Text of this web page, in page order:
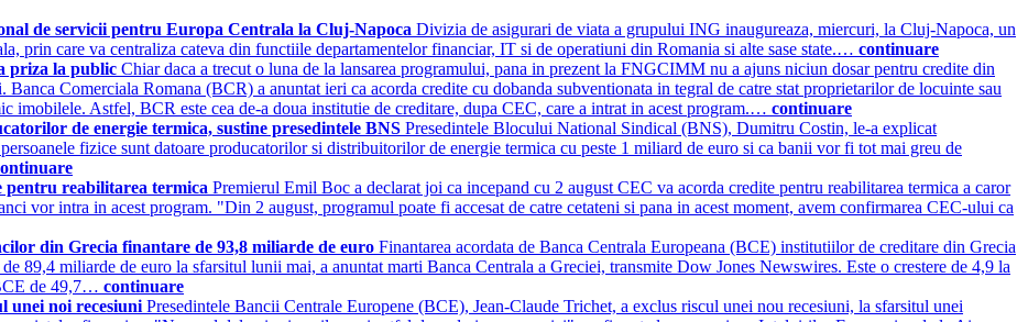
de servicii pentru Europa Centrala la Cluj-Napoca Divizia de asigurari de viata a grupului ING inaugureaza, miercuri, la Cluj-Napoca, un
prin care va centraliza cateva din functiile departamentelor financiar, IT si de operatiuni din Romania si alte sase state.… continuare
priza la public Chiar daca a trecut o luna de la lansarea programului, pana in prezent la FNGCIMM nu a ajuns niciun dosar pentru credite din
Comerciala Romana (BCR) a anuntat ieri ca acorda credite cu dobanda subventionata in tegral de catre stat proprietarilor de locuinte sau
imobilele. Astfel, BCR este cea de-a doua institutie de creditare, dupa CEC, care a intrat in acest program.… continuare
de energie termica, sustine presedintele BNS Presedintele Blocului National Sindical (BNS), Dumitru Costin, le-a explicat
fizice sunt datoare producatorilor si distribuitorilor de energie termica cu peste 1 miliard de euro si ca banii vor fi tot mai greu de
pentru reabilitarea termica Premierul Emil Boc a declarat joi ca incepand cu 2 august CEC va acorda credite pentru reabilitarea termica a caror
vor intra in acest program. "Din 2 august, programul poate fi accesat de catre cetateni si pana in acest moment, avem confirmarea CEC-ului ca
din Grecia finantare de 93,8 miliarde de euro Finantarea acordata de Banca Centrala Europeana (BCE) institutiilor de creditare din Grecia
89,4 miliarde de euro la sfarsitul lunii mai, a anuntat marti Banca Centrala a Greciei, transmite Dow Jones Newswires. Este o crestere de 4,9 la
de 49,7… continuare
unei noi recesiuni Presedintele Bancii Centrale Europene (BCE), Jean-Claude Trichet, a exclus riscul unei nou recesiuni, la sfarsitul unei